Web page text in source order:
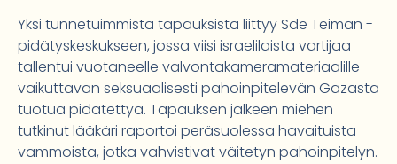
Yksi tunnetuimmista tapauksista liittyy Sde Teiman -
pidätyskeskukseen, jossa viisi israelilaista vartijaa
tallentui vuotaneelle valvontakameramateriaalille
vaikuttavan seksuaalisesti pahoinpitelevän Gazasta
tuotua pidätettyä. Tapauksen jälkeen miehen
tutkinut lääkäri raportoi peräsuolessa havaituista
vammoista, jotka vahvistivat väitetyn pahoinpitelyn.